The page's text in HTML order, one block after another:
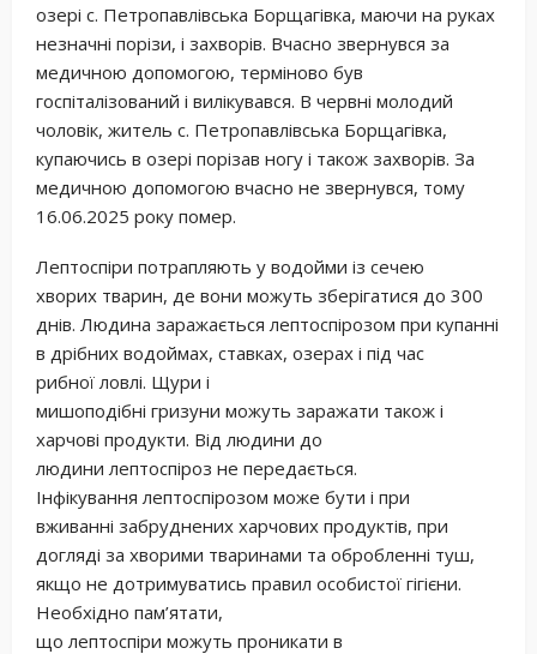
озері с. Петропавлівська Борщагівка, маючи на руках
незначні порізи, і захворів. Вчасно звернувся за
медичною допомогою, терміново був
госпіталізований і вилікувався. В червні молодий
чоловік, житель с. Петропавлівська Борщагівка,
купаючись в озері порізав ногу і також захворів. За
медичною допомогою вчасно не звернувся, тому
16.06.2025 року помер.
Лептоспіри потрапляють у водойми із сечею
хворих тварин, де вони можуть зберігатися до 300
днів. Людина заражається лептоспірозом при купанні
в дрібних водоймах, ставках, озерах і під час
рибної ловлі. Щури і
мишоподібні гризуни можуть заражати також і
харчові продукти. Від людини до
людини лептоспіроз не передається.
Інфікування лептоспірозом може бути і при
вживанні забруднених харчових продуктів, при
догляді за хворими тваринами та обробленні туш,
якщо не дотримуватись правил особистої гігієни.
Необхідно пам’ятати,
що лептоспіри можуть проникати в